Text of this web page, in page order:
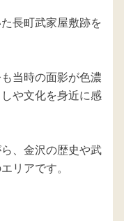
長町武家屋敷跡を
当時の面影が色濃
や文化を身近に感
、金沢の歴史や武
リアです。